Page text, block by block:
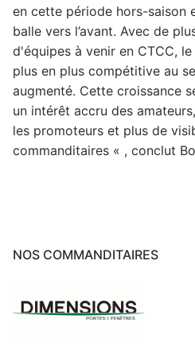
en cette période hors-saison
balle vers l’avant. Avec de
d'équipes à venir en CTCC,
plus en plus compétitive au
augmenté. Cette croissance
un intérêt accru des
les promoteurs et plus de
commanditaires « , conclut
NOS COMMANDITAIRES